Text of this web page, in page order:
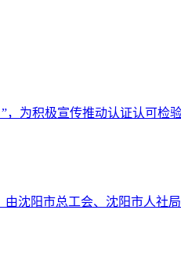
，为积极宣传推动认证认可
沈阳市总工会、沈阳市人